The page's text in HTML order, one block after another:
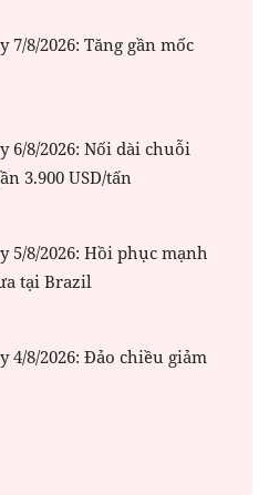
7/8/2026: Tăng gần mốc
6/8/2026: Nối dài chuỗi
3.900 USD/tấn
5/8/2026: Hồi phục mạnh
tại Brazil
4/8/2026: Đảo chiều giảm